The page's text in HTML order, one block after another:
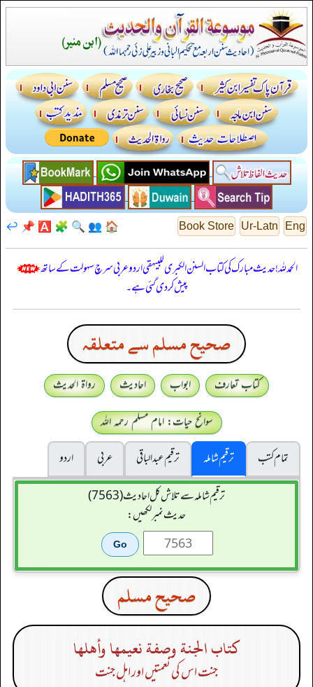
Eng
Ur-Latn
Book Store
🏠
👥
🔍
🧩
🅰️
📌
↩️
الحمدللہ! حدیث مبارک کی کتاب السنن الكبرى للبيهقي اردو عربی سرچ سہولت کے ساتھ
پیش کر دی گئی ہے۔
صحيح مسلم سے متعلقہ
کتاب تعارف ابواب احادیث
رواۃ الحدیث
سوانح حیات: امام مسلم رحمہ اللہ
تمام کتب
ترقیم شاملہ ترقيم عبدالباقی عربی
اردو
ترقیم شاملہ سے تلاش کل احادیث (7563)
حدیث نمبر لکھیں:
صحيح مسلم
كتاب الجنة وصفة نعيمها وأهلها
جنت اس کی نعمتیں اور اہل جنت